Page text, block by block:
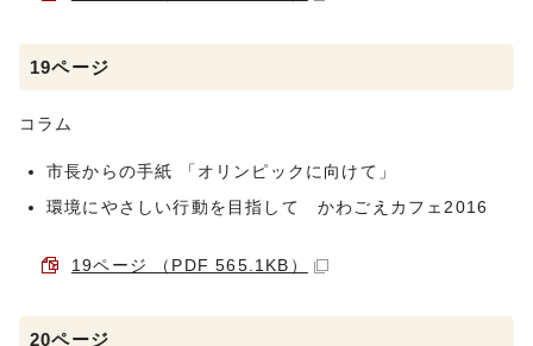
19ページ
コラム
市長からの手紙 「オリンピックに向けて」
環境にやさしい行動を目指して かわごえカフェ2016
19ページ （PDF 565.1KB）
20ページ